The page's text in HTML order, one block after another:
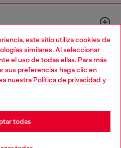
este sitio utiliza cookies de
similares. Al seleccionar
el uso de todas ellas. Para más
sus preferencias haga clic en
nuestra Política de privacidad y
todas
esté disponible
Todos los derechos reservados -